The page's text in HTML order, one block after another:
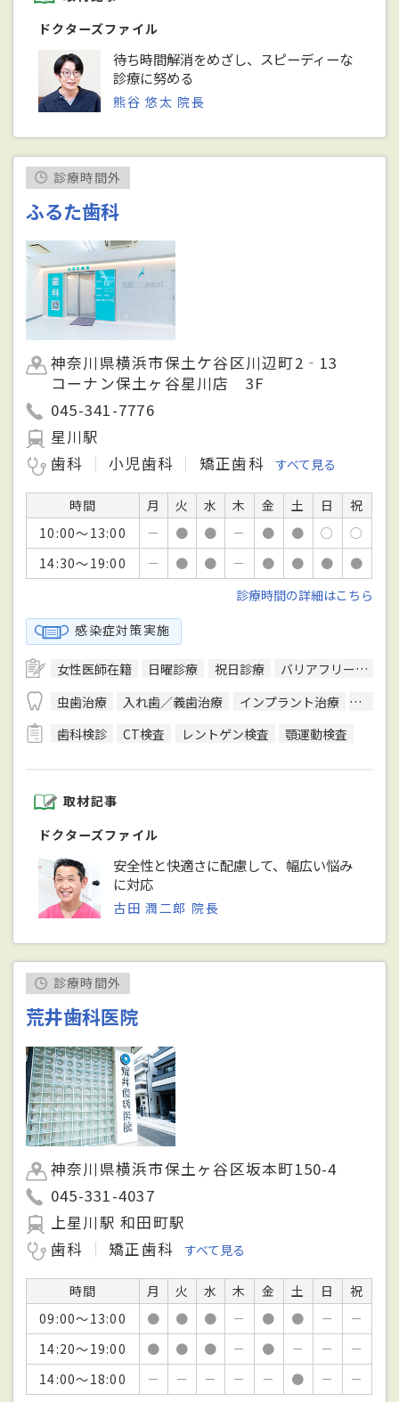
ドクターズファイル
待ち時間解消をめざし、スピーディーな
診療に努める
熊谷 悠太 院長
診療時間外
ふるた歯科
神奈川県横浜市保土ケ谷区川辺町2‐13
コーナン保土ヶ谷星川店 3F
045-341-7776
星川駅
歯科
小児歯科 矯正歯科 すべて見る
時間 月 火 水 木 金 土 日
祝
10:00～13:00
－ ● ● － ● ● ○
○
14:30～19:00
－ ● ● － ● ● ●
●
診療時間の詳細はこちら
感染症対策実施
女性医師在籍 日曜診療 祝日診療 バリアフリー対応
虫歯治療
入れ歯／義歯治療 インプラント治療
ホワイ
歯科検診
CT検査 レントゲン検査 顎運動検査
取材記事
ドクターズファイル
安全性と快適さに配慮して、幅広い悩み
に対応
古田 潤二郎 院長
診療時間外
荒井歯科医院
神奈川県横浜市保土ヶ谷区坂本町150-4
045-331-4037
上星川駅 和田町駅
歯科
矯正歯科 すべて見る
時間 月 火 水 木 金 土 日
祝
09:00～13:00
● ● ● － ● ● －
－
14:20～19:00
● ● ● － ● － －
－
14:00～18:00
－ － － － － ● － －